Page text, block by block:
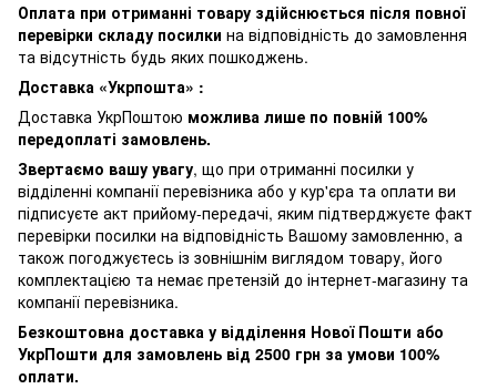
Оплата при отриманні товару здійснюється після повної
перевірки складу посилки на відповідність до замовлення
та відсутність будь яких пошкоджень.
Доставка «Укрпошта» :
Доставка УкрПоштою можлива лише по повній 100%
передоплаті замовлень.
Звертаємо вашу увагу, що при отриманні посилки у
відділенні компанії перевізника або у кур'єра та оплати ви
підписуєте акт прийому-передачі, яким підтверджуєте факт
перевірки посилки на відповідність Вашому замовленню, а
також погоджуєтесь із зовнішнім виглядом товару, його
комплектацією та немає претензій до інтернет-магазину та
компанії перевізника.
Безкоштовна доставка у відділення Нової Пошти або
УкрПошти для замовлень від 2500 грн за умови 100%
оплати.